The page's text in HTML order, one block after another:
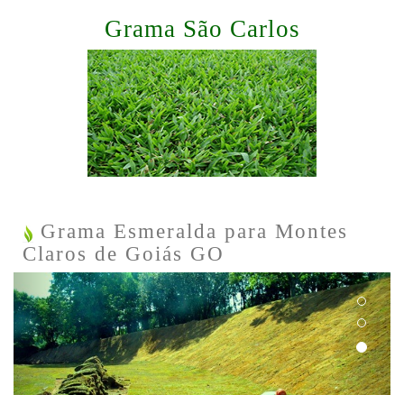
Grama São Carlos
Grama Esmeralda para Montes
Claros de Goiás GO
Previous Next